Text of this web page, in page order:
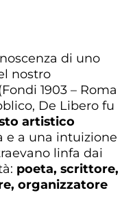
di uno
nostro
1903 – Roma
De Libero fu
artistico
e a una intuizione
linfa dai
poeta, scrittore,
organizzatore